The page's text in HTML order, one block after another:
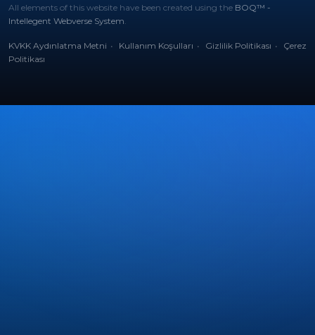
All elements of this website have been created using the BOQ™ -
Intellegent Webverse System.
KVKK Aydınlatma Metni Kullanım Koşulları Gizlilik Politikası
Çerez
Politikası